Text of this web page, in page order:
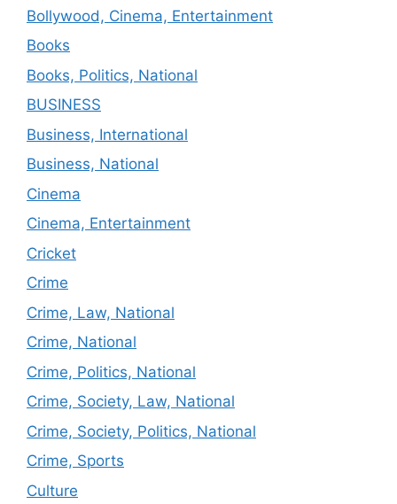
Bollywood, Cinema, Entertainment
Books
Books, Politics, National
BUSINESS
Business, International
Business, National
Cinema
Cinema, Entertainment
Cricket
Crime
Crime, Law, National
Crime, National
Crime, Politics, National
Crime, Society, Law, National
Crime, Society, Politics, National
Crime, Sports
Culture